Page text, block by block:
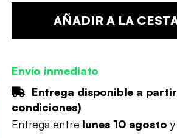
AÑADIR A LA
Envío inmediato
Entrega disponible a
condiciones)
Entrega entre lunes 10 agosto y